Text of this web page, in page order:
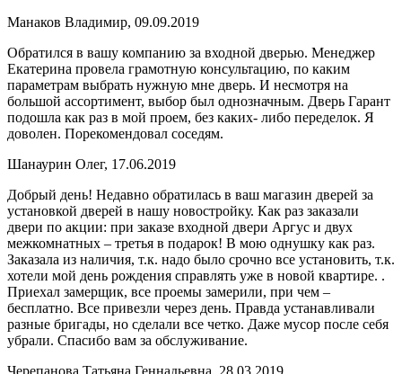
Манаков Владимир, 09.09.2019
Обратился в вашу компанию за входной дверью. Менеджер
Екатерина провела грамотную консультацию, по каким
параметрам выбрать нужную мне дверь. И несмотря на
большой ассортимент, выбор был однозначным. Дверь Гарант
подошла как раз в мой проем, без каких- либо переделок. Я
доволен. Порекомендовал соседям.
Шанаурин Олег, 17.06.2019
Добрый день! Недавно обратилась в ваш магазин дверей за
установкой дверей в нашу новостройку. Как раз заказали
двери по акции: при заказе входной двери Аргус и двух
межкомнатных – третья в подарок! В мою однушку как раз.
Заказала из наличия, т.к. надо было срочно все установить, т.к.
хотели мой день рождения справлять уже в новой квартире. .
Приехал замерщик, все проемы замерили, при чем –
бесплатно. Все привезли через день. Правда устанавливали
разные бригады, но сделали все четко. Даже мусор после себя
убрали. Спасибо вам за обслуживание.
Черепанова Татьяна Геннадьевна, 28.03.2019